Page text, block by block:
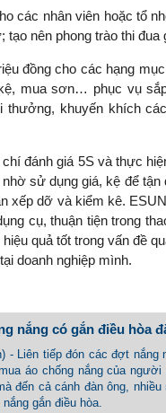
các nhân viên hoặc tổ
nên phong trào thi đua
đồng cho các hạng
mua sơn… phục vụ
thưởng, khuyến khích
đánh giá 5S và thực
sử dụng giá, kệ để tận
xếp dỡ và kiểm kê.
cụ, thuận tiện trong
quả tốt trong vấn đề
doanh nghiệp mình.
nắng có gắn điều hòa
- Liên tiếp đón các đợt
áo chống nắng của
đến cả cánh đàn ông,
gắn điều hòa.
phải làm
và trên thực tế
hành như tăng
học công
các cơ chế
mới sáng tạo,